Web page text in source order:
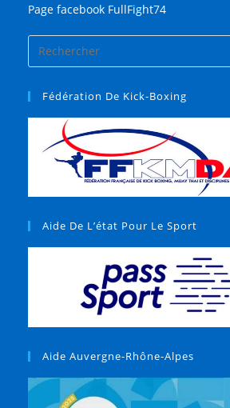
Page facebook FullFight74
Fédération De Kick-Boxing
Aide De L’état Pour Le Sport
Aide Auvergne-Rhône-Alpes